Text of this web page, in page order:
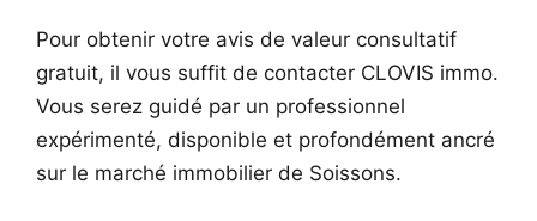
Pour obtenir votre avis de valeur consultatif
gratuit, il vous suffit de contacter CLOVIS immo.
Vous serez guidé par un professionnel
expérimenté, disponible et profondément ancré
sur le marché immobilier de Soissons.